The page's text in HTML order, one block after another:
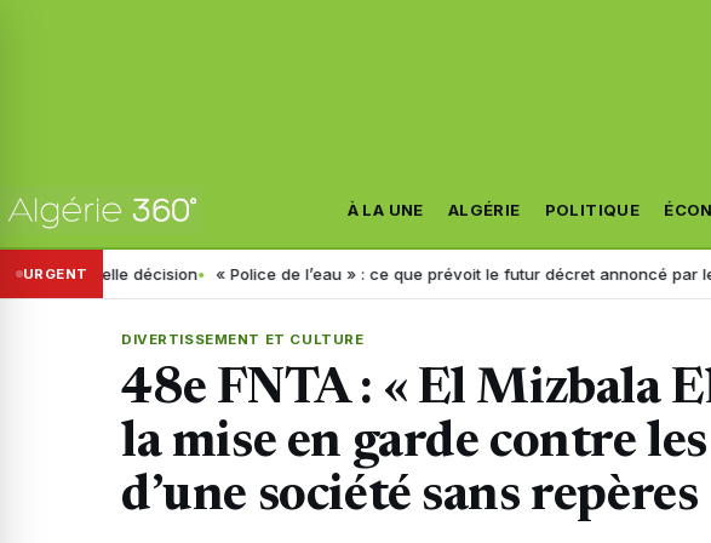
À LA UNE ALGÉRIE POLITIQUE
URGENT
décision « Police de l’eau » : ce que prévoit le futur décret annoncé par le ministre
DIVERTISSEMENT ET CULTURE
48e FNTA : « El Mizbala
la mise en garde contre
d’une société sans repères